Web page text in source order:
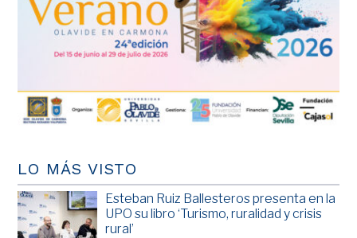
LO MÁS VISTO
Esteban Ruiz Ballesteros presenta en la
UPO su libro ‘Turismo, ruralidad y crisis
rural’